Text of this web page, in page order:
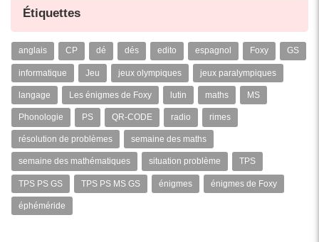
Étiquettes
anglais CP dé dés edito espagnol Foxy GS
informatique Jeu jeux olympiques jeux paralympiques
langage Les énigmes de Foxy lutin maths MS
Phonologie PS QR-CODE radio rimes
résolution de problèmes semaine des maths
semaine des mathématiques situation problème TPS
TPS PS GS TPS PS MS GS énigmes énigmes de Foxy
éphéméride